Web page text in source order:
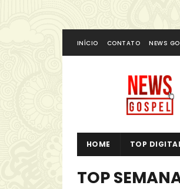
INÍCIO CONTATO NEWS
HOME TOP
TOP